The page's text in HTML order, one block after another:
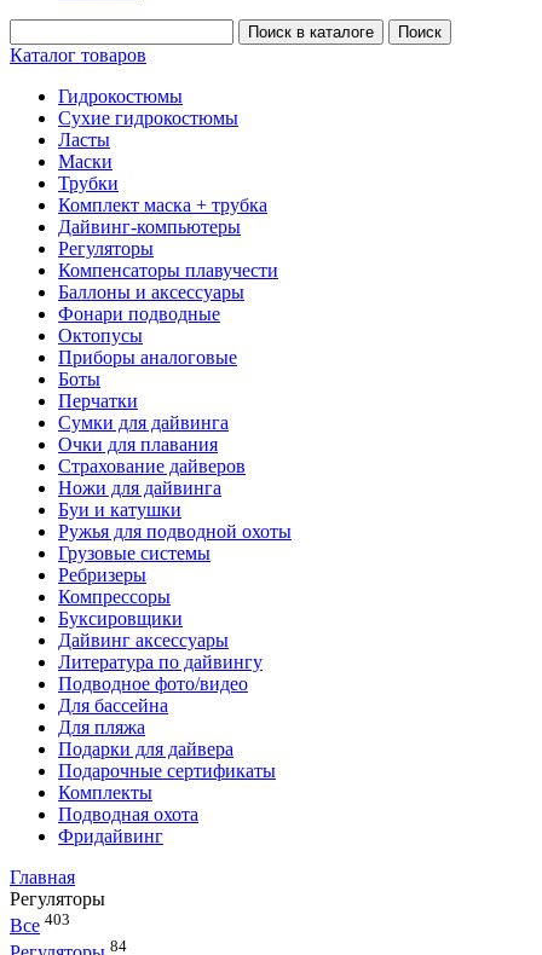
Каталог товаров
Гидрокостюмы
Сухие гидрокостюмы
Ласты
Маски
Трубки
Комплект маска + трубка
Дайвинг-компьютеры
Регуляторы
Компенсаторы плавучести
Баллоны и аксессуары
Фонари подводные
Октопусы
Приборы аналоговые
Боты
Перчатки
Сумки для дайвинга
Очки для плавания
Страхование дайверов
Ножи для дайвинга
Буи и катушки
Ружья для подводной охоты
Грузовые системы
Ребризеры
Компрессоры
Буксировщики
Дайвинг аксессуары
Литература по дайвингу
Подводное фото/видео
Для бассейна
Для пляжа
Подарки для дайвера
Подарочные сертификаты
Комплекты
Подводная охота
Фридайвинг
Главная
Регуляторы
Все 403
84